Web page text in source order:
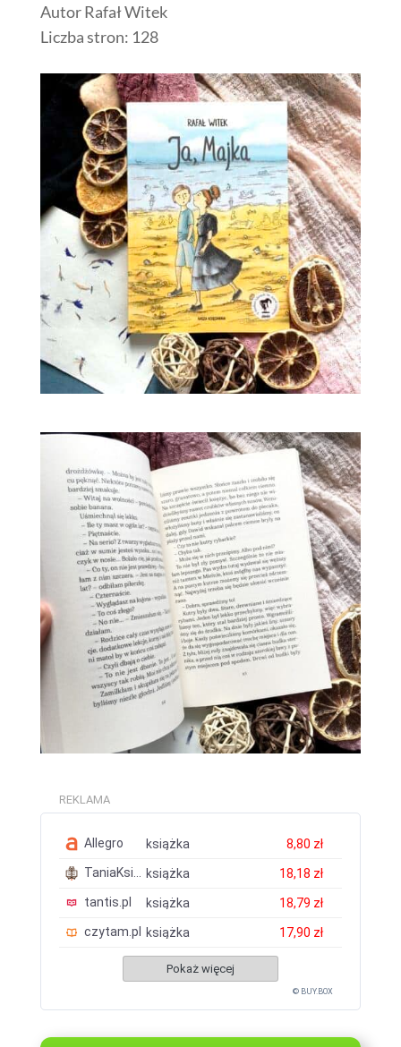
Autor Rafał Witek
Liczba stron: 128
REKLAMA
Allegro książka
8,80 zł
TaniaKsiazka.pl
książka
18,18 zł
tantis.pl
książka
18,79 zł
czytam.pl książka 17,90 zł
Pokaż więcej
© BUY.BOX